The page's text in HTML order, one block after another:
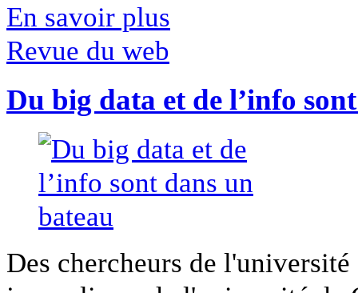
En savoir plus
Revue du web
Du big data et de l’info
Des chercheurs de